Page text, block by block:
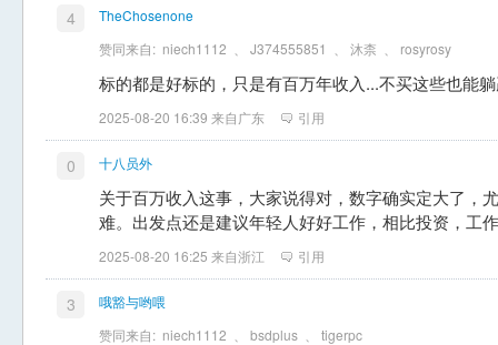
4
TheChosenone
赞同来自: niech1112 J374555851 沐柰 rosyrosy
标的都是好标的，只是有百万年收入...不买这些也能
2025-08-20 16:39 来自广东 引用
0 十八员外
关于百万收入这事，大家说得对，数字确实定大了，
难。出发点还是建议年轻人好好工作，相比投资，工
2025-08-20 16:25 来自浙江 引用
3
哦豁与哟喂
赞同来自: niech1112 bsdplus tigerpc